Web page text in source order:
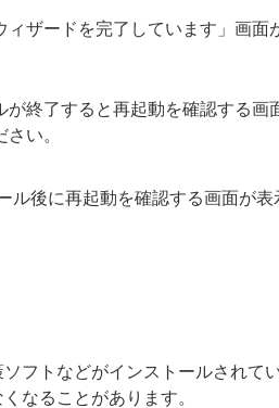
ィザードを完了しています」画
が終了すると再起動を確認する
い。
ル後に再起動を確認する画面が
フトなどがインストールされて
なることがあります。